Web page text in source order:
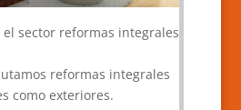
sector reformas integrales
reformas integrales
como exteriores.